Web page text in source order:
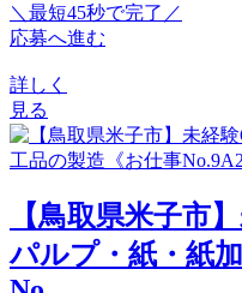
＼最短45秒で完了／
応募へ進む
詳しく
見る
【鳥取県米子市
パルプ・紙・紙